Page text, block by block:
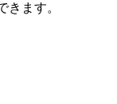
きます。